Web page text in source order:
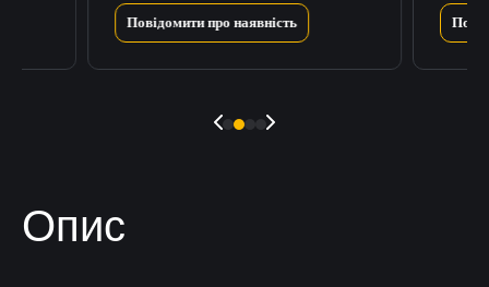
Повідомити про наявність
Опис